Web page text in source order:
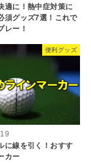
適に！熱中症対策に
須グッズ7選！これで
レー！
便利グッズ
に線を引く！おすす
カー